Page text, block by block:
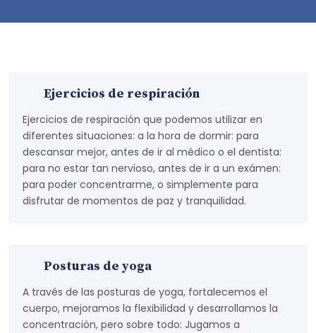
Ejercicios de respiración
Ejercicios de respiración que podemos utilizar en
diferentes situaciones: a la hora de dormir: para
descansar mejor, antes de ir al médico o el dentista:
para no estar tan nervioso, antes de ir a un exámen:
para poder concentrarme, o simplemente para
disfrutar de momentos de paz y tranquilidad.
Posturas de yoga
A través de las posturas de yoga, fortalecemos el
cuerpo, mejoramos la flexibilidad y desarrollamos la
concentración, pero sobre todo: Jugamos a